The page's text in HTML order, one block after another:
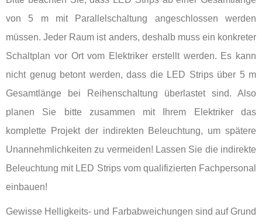
von 5 m mit Parallelschaltung angeschlossen werden
müssen. Jeder Raum ist anders, deshalb muss ein konkreter
Schaltplan vor Ort vom Elektriker erstellt werden. Es kann
nicht genug betont werden, dass die LED Strips über 5 m
Gesamtlänge bei Reihenschaltung überlastet sind. Also
planen Sie bitte zusammen mit Ihrem Elektriker das
komplette Projekt der indirekten Beleuchtung, um spätere
Unannehmlichkeiten zu vermeiden! Lassen Sie die indirekte
Beleuchtung mit LED Strips vom qualifizierten Fachpersonal
einbauen!
Gewisse Helligkeits- und Farbabweichungen sind auf Grund